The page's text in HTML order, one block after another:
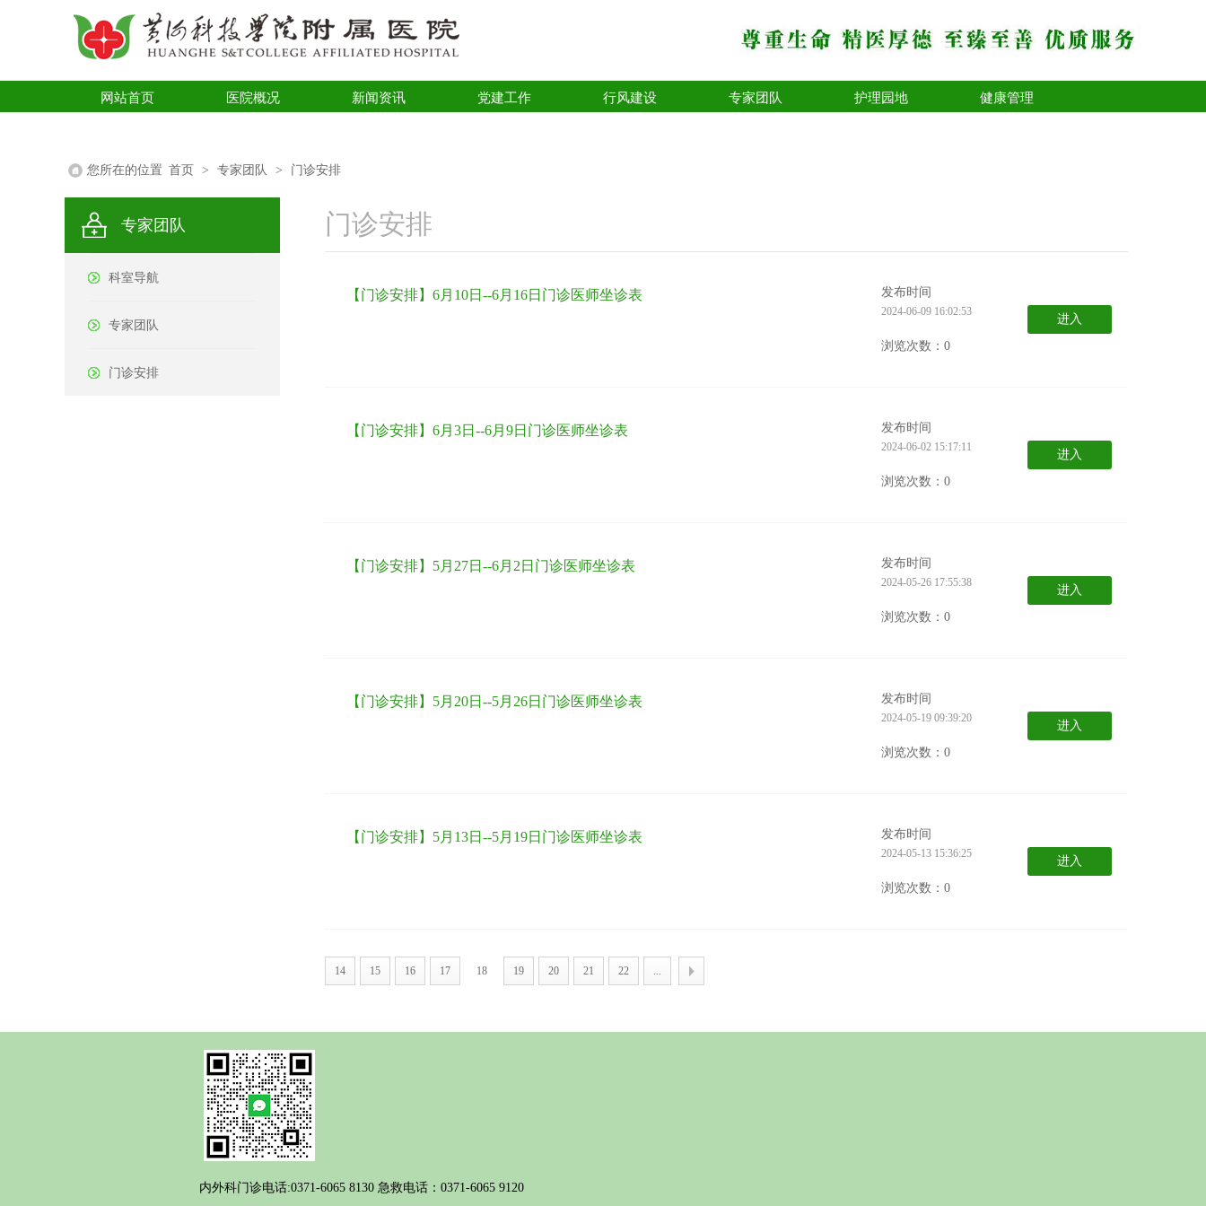
网站首页 医院概况 新闻资讯 党建工作 行风建设 专家团队 护理园地 健康管理
您所在的位置 首页 > 专家团队 > 门诊安排
专家团队
科室导航
专家团队
门诊安排
门诊安排
【门诊安排】6月10日--6月16日门诊医师坐诊表 发布时间
2024-06-09 16:02:53
浏览次数：0
进入
【门诊安排】6月3日--6月9日门诊医师坐诊表 发布时间
2024-06-02 15:17:11
浏览次数：0
进入
【门诊安排】5月27日--6月2日门诊医师坐诊表 发布时间
2024-05-26 17:55:38
浏览次数：0
进入
【门诊安排】5月20日--5月26日门诊医师坐诊表 发布时间
2024-05-19 09:39:20
浏览次数：0
进入
【门诊安排】5月13日--5月19日门诊医师坐诊表 发布时间
2024-05-13 15:36:25
浏览次数：0
进入
14 15 16 17 18 19 20 21 22 ...
内外科门诊电话:0371-6065 8130 急救电话：0371-6065 9120